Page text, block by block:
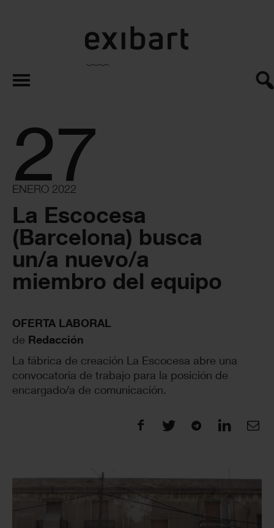
exibart.es
27
ENERO 2022
La Escocesa
(Barcelona) busca
un/a nuevo/a
miembro del equipo
OFERTA LABORAL
de Redacción
La fábrica de creación La Escocesa abre una
convocatoria de trabajo para la posición de
encargado/a de comunicación.